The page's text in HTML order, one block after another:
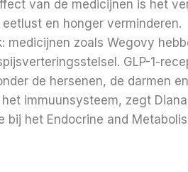
van de medicijnen is het
en honger verminderen.
medicijnen zoals Wegovy
GLP-1-
de hersenen, de darmen
immuunsysteem, zegt
bij het Endocrine and